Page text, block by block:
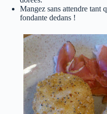
Mangez sans attendre tant
fondante dedans !